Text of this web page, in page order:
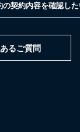
の契約内容を確認し
るご質問